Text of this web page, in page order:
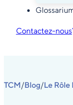
Contactez-nous
TCM/Blog/Le Rôle